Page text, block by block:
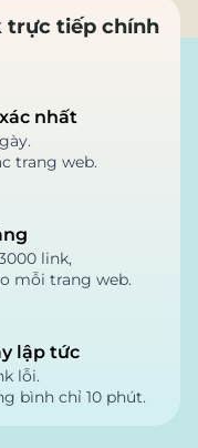
trực tiếp chính
nhất
trang web.
link,
mỗi trang web.
lập tức
lỗi.
bình chỉ 10 phút.